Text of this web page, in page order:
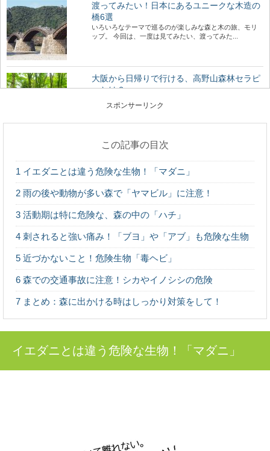
渡ってみたい！日本にあるユニークな木造の
橋6選
いろいろなテーマで巡るのが楽しみな森と木の旅、モリ
ップ。 今回は、一度は見てみたい、渡ってみた...
大阪から日帰りで行ける、高野山森林セラピ
ーとは？
ィールドにして、日常から離れてリフレッシュ...
水辺が近い奇跡の森！「奥入瀬渓流」の楽し
み方
青森県にある、新緑や紅葉の絶景で知られる森旅スポッ
ト「奥入瀬渓流」。メディアにもよく登場するので、一...
人気の観光地「軽井沢」の森をモリップ目線
で観光してみる
な、長野県軽井沢町。 この大人気の観光地の楽し...
木の産地ってどこ？都道府県別に見てみよう
野菜や果物の産地、漁獲高の高い港など、農業や漁業の
魚梁瀬杉の巨木たちに会う：高知県馬路村
日本三大美林「秋田杉」をめぐる秋田観光へ
スポンサーリンク
この記事の目次
1 イエダニとは違う危険な生物！「マダニ」
2 雨の後や動物が多い森で「ヤマビル」に注意！
3 活動期は特に危険な、森の中の「ハチ」
4 刺されると強い痛み！「ブヨ」や「アブ」も危険な生物
5 近づかないこと！危険生物「毒ヘビ」
6 森での交通事故に注意！シカやイノシシの危険
7 まとめ：森に出かける時はしっかり対策をして！
イエダニとは違う危険な生物！「マダニ」